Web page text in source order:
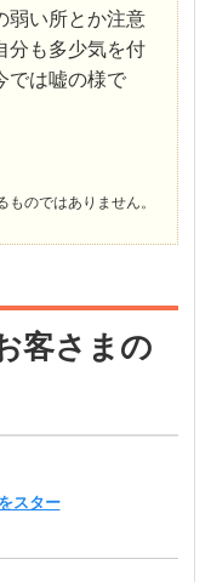
弱い所とか注意
分も多少気を付
では嘘の様で
のではありません。
客さまの
スター